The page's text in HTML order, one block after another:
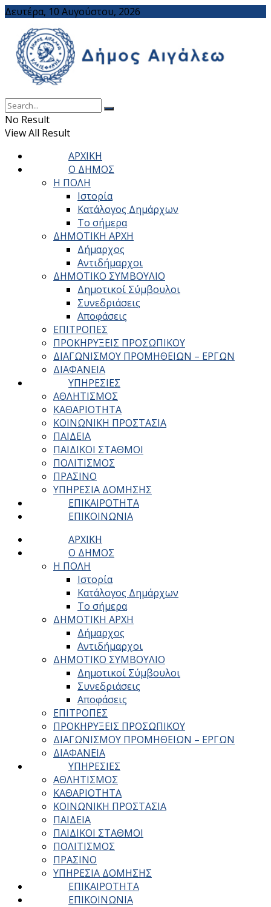
Δευτέρα, 10 Αυγούστου, 2026
No Result
View All Result
ΑΡΧΙΚΗ
Ο ΔΗΜΟΣ
Η ΠΟΛΗ
Ιστορία
Κατάλογος Δημάρχων
Το σήμερα
ΔΗΜΟΤΙΚΗ ΑΡΧΗ
Δήμαρχος
Αντιδήμαρχοι
ΔΗΜΟΤΙΚΟ ΣΥΜΒΟΥΛΙΟ
Δημοτικοί Σύμβουλοι
Συνεδριάσεις
Αποφάσεις
ΕΠΙΤΡΟΠΕΣ
ΠΡΟΚΗΡΥΞΕΙΣ ΠΡΟΣΩΠΙΚΟΥ
ΔΙΑΓΩΝΙΣΜΟΥ ΠΡΟΜΗΘΕΙΩΝ – ΕΡΓΩΝ
ΔΙΑΦΑΝΕΙΑ
ΥΠΗΡΕΣΙΕΣ
ΑΘΛΗΤΙΣΜΟΣ
ΚΑΘΑΡΙΟΤΗΤΑ
ΚΟΙΝΩΝΙΚΗ ΠΡΟΣΤΑΣΙΑ
ΠΑΙΔΕΙΑ
ΠΑΙΔΙΚΟΙ ΣΤΑΘΜΟΙ
ΠΟΛΙΤΙΣΜΟΣ
ΠΡΑΣΙΝΟ
ΥΠΗΡΕΣΙΑ ΔΟΜΗΣΗΣ
ΕΠΙΚΑΙΡΟΤΗΤΑ
ΕΠΙΚΟΙΝΩΝΙΑ
ΑΡΧΙΚΗ
Ο ΔΗΜΟΣ
Η ΠΟΛΗ
Ιστορία
Κατάλογος Δημάρχων
Το σήμερα
ΔΗΜΟΤΙΚΗ ΑΡΧΗ
Δήμαρχος
Αντιδήμαρχοι
ΔΗΜΟΤΙΚΟ ΣΥΜΒΟΥΛΙΟ
Δημοτικοί Σύμβουλοι
Συνεδριάσεις
Αποφάσεις
ΕΠΙΤΡΟΠΕΣ
ΠΡΟΚΗΡΥΞΕΙΣ ΠΡΟΣΩΠΙΚΟΥ
ΔΙΑΓΩΝΙΣΜΟΥ ΠΡΟΜΗΘΕΙΩΝ – ΕΡΓΩΝ
ΔΙΑΦΑΝΕΙΑ
ΥΠΗΡΕΣΙΕΣ
ΑΘΛΗΤΙΣΜΟΣ
ΚΑΘΑΡΙΟΤΗΤΑ
ΚΟΙΝΩΝΙΚΗ ΠΡΟΣΤΑΣΙΑ
ΠΑΙΔΕΙΑ
ΠΑΙΔΙΚΟΙ ΣΤΑΘΜΟΙ
ΠΟΛΙΤΙΣΜΟΣ
ΠΡΑΣΙΝΟ
ΥΠΗΡΕΣΙΑ ΔΟΜΗΣΗΣ
ΕΠΙΚΑΙΡΟΤΗΤΑ
ΕΠΙΚΟΙΝΩΝΙΑ